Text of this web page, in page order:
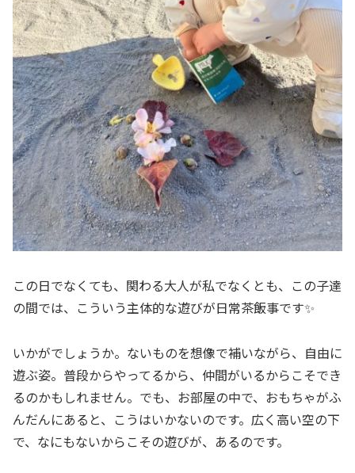
この日でなくても、関わる大人が私でなくとも、この子達
の間では、こういう主体的な遊びが日常茶飯事です✨
いかがでしょうか。ないものを想像で補いながら、自由に
遊ぶ姿。普段からやってるから、仲間がいるからこそでき
るのかもしれません。でも、お部屋の中で、おもちゃがふ
んだんにあると、こうはいかないのです。広く高い空の下
で、なにもないからこその遊びが、あるのです。